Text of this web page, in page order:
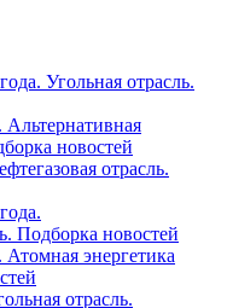
Угольная отрасль.
новостей
отрасль.
Подборка новостей
энергетика
отрасль.